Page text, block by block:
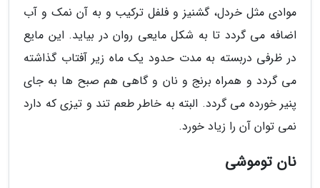
موادی مثل خردل، گشنیز و فلفل ترکیب و به آن نمک و آب
اضافه می گردد تا به شکل مایعی روان در بیاید. این مایع
در ظرفی دربسته به مدت حدود یک ماه زیر آفتاب گذاشته
می گردد و همراه برنج و نان و گاهی هم صبح ها به جای
پنیر خورده می گردد. البته به خاطر طعم تند و تیزی که دارد
نمی توان آن را زیاد خورد.
نان توموشی